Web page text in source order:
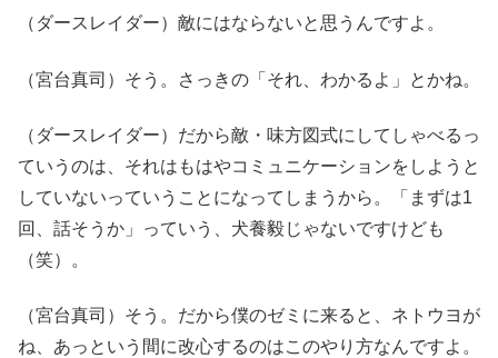
（ダースレイダー）敵にはならないと思うんですよ。
（宮台真司）そう。さっきの「それ、わかるよ」とかね。
（ダースレイダー）だから敵・味方図式にしてしゃべるっ
ていうのは、それはもはやコミュニケーションをしようと
していないっていうことになってしまうから。「まずは1
回、話そうか」っていう、犬養毅じゃないですけども
（笑）。
（宮台真司）そう。だから僕のゼミに来ると、ネトウヨが
ね、あっという間に改心するのはこのやり方なんですよ。